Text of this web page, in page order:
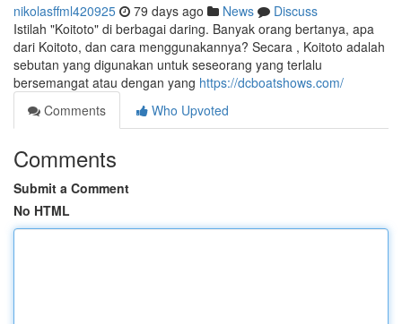
nikolasffml420925 79 days ago News
Discuss
Istilah "Koitoto" di berbagai daring. Banyak orang bertanya, apa
dari Koitoto, dan cara menggunakannya? Secara , Koitoto adalah
sebutan yang digunakan untuk seseorang yang terlalu
bersemangat atau dengan yang https://dcboatshows.com/
Comments
Who Upvoted
Comments
Submit a Comment
No HTML